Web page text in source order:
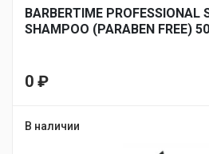
BARBERTIME PROFESSIONAL
SHAMPOO (PARABEN FREE)
0 ₽
В наличии